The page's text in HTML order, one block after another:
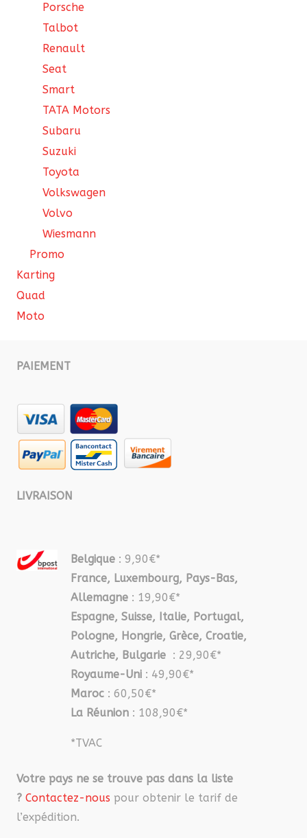
Porsche
Talbot
Renault
Seat
Smart
TATA Motors
Subaru
Suzuki
Toyota
Volkswagen
Volvo
Wiesmann
Promo
Karting
Quad
Moto
PAIEMENT
LIVRAISON
Belgique : 9,90€*
France, Luxembourg, Pays-Bas,
Allemagne : 19,90€*
Espagne, Suisse, Italie, Portugal,
Pologne, Hongrie, Grèce, Croatie,
Autriche, Bulgarie : 29,90€*
Royaume-Uni : 49,90€*
Maroc : 60,50€*
La Réunion : 108,90€*
*TVAC
Votre pays ne se trouve pas dans la liste
? Contactez-nous pour obtenir le tarif de
l’expédition.